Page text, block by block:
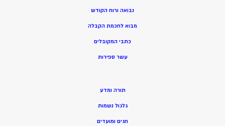
נבואה ורוח הקודש
מבוא לחכמת הקבלה
כתבי המקובלים
עשר ספירות
תורה ומדע
גלגול נשמות
חגים ומועדים